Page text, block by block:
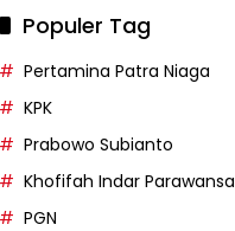
Populer Tag
Pertamina Patra Niaga
KPK
Prabowo Subianto
Khofifah Indar Parawansa
PGN